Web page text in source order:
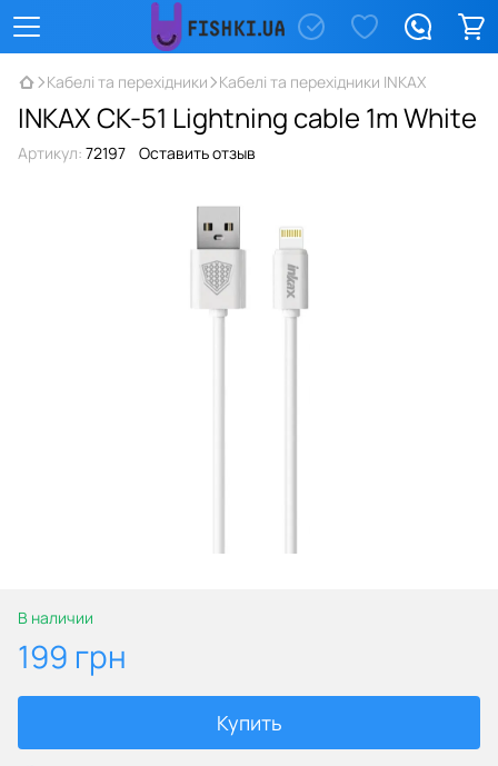
Кабелі та перехідники Кабелі та перехідники INKAX
INKAX CK-51 Lightning cable 1m White
Артикул: 72197 Оставить отзыв
В наличии
199 грн
Купить